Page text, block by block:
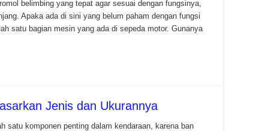
belimbing yang tepat agar sesuai dengan fungsinya,
Apaka ada di sini yang belum paham dengan fungsi
satu bagian mesin yang ada di sepeda motor. Gunanya
Jenis dan Ukurannya
satu komponen penting dalam kendaraan, karena ban